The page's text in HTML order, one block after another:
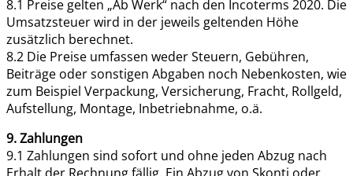
8.1 Preise gelten „Ab Werk“ nach den Incoterms 2020. Die
Umsatzsteuer wird in der jeweils geltenden Höhe
zusätzlich berechnet.
8.2 Die Preise umfassen weder Steuern, Gebühren,
Beiträge oder sonstigen Abgaben noch Nebenkosten, wie
zum Beispiel Verpackung, Versicherung, Fracht, Rollgeld,
Aufstellung, Montage, Inbetriebnahme, o.ä.
9. Zahlungen
9.1 Zahlungen sind sofort und ohne jeden Abzug nach